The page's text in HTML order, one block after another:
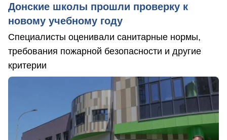
Донские школы прошли проверку к
новому учебному году
Специалисты оценивали санитарные нормы,
требования пожарной безопасности и другие
критерии